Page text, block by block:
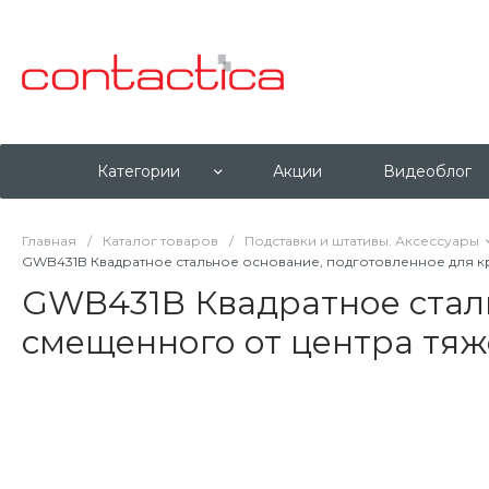
Категории Акции Видеоблог
Главная / Каталог товаров /
Подставки и штативы. Аксессуары
GWB431B Квадратное стальное основание, подготовленное для
GWB431B Квадратное
смещенного от центра